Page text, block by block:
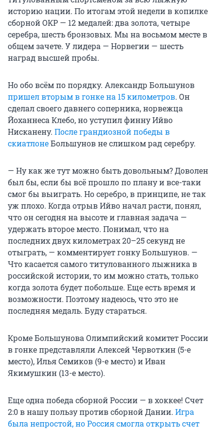
историю нации. По итогам этой недели в копилке
сборной ОКР — 12 медалей: два золота, четыре
серебра, шесть бронзовых. Мы на восьмом месте в
общем зачете. У лидера — Норвегии — шесть
наград высшей пробы.
Но обо всём по порядку. Александр Большунов
пришел вторым в гонке на 15 километров. Он
сделал своего давнего соперника, норвежца
Йоханнеса Клебо, но уступил финну Ийво
Нисканену. После грандиозной победы в
скиатлонеБольшунов не слишком рад серебру.
— Ну как же тут можно быть довольным? Доволен
был бы, если бы всё прошло по плану и все-таки
смог бы выиграть. Но серебро, в принципе, не так
уж плохо. Когда отрыв Ийво начал расти, понял,
что он сегодня на высоте и главная задача —
удержать второе место. Понимал, что на
последних двух километрах 20–25 секунд не
отыграть, — комментирует гонку Большунов. —
Что касается самого титулованного лыжника в
российской истории, то им можно стать, только
когда золота будет побольше. Еще есть время и
возможности. Поэтому надеюсь, что это не
последняя медаль. Буду стараться.
Кроме Большунова Олимпийский комитет России
в гонке представляли Алексей Червоткин (5-е
место), Илья Семиков (9-е место) и Иван
Якимушкин (13-е место).
Еще одна победа сборной России — в хоккее! Счет
2:0 в нашу пользу против сборной Дании. Игра
была непростой, но Россия смогла открыть счет